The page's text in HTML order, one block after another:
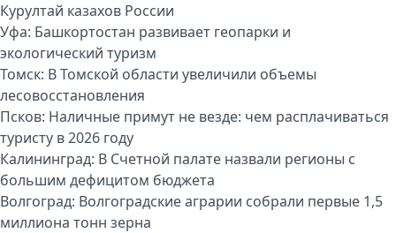
Курултай казахов России
Уфа: Башкортостан развивает геопарки и
экологический туризм
Томск: В Томской области увеличили объемы
лесовосстановления
Псков: Наличные примут не везде: чем расплачиваться
туристу в 2026 году
Калининград: В Счетной палате назвали регионы с
большим дефицитом бюджета
Волгоград: Волгоградские аграрии собрали первые 1,5
миллиона тонн зерна